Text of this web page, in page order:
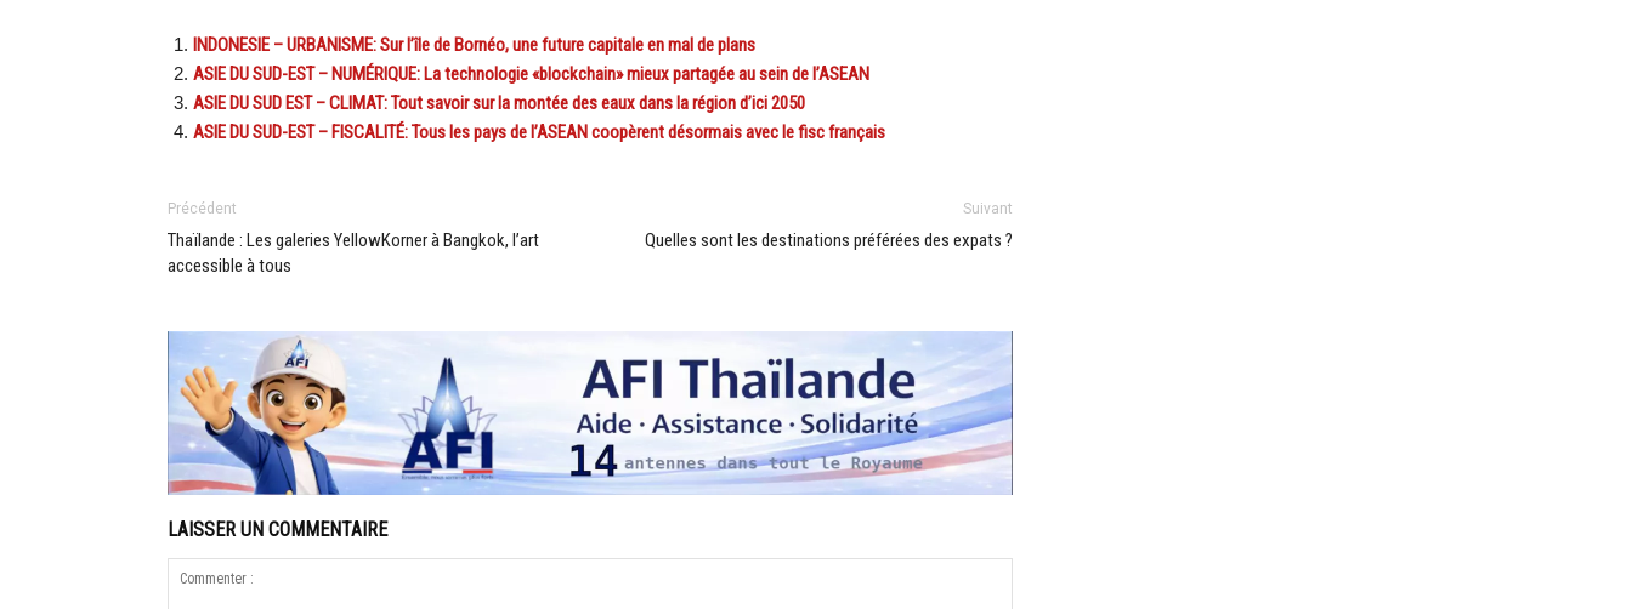
INDONESIE – URBANISME: Sur l’île de Bornéo, une future capitale en mal de plans
ASIE DU SUD-EST – NUMÉRIQUE: La technologie «blockchain» mieux partagée au sein de l’ASEAN
ASIE DU SUD EST – CLIMAT: Tout savoir sur la montée des eaux dans la région d’ici 2050
ASIE DU SUD-EST – FISCALITÉ: Tous les pays de l’ASEAN coopèrent désormais avec le fisc français
Précédent
Thaïlande : Les galeries YellowKorner à Bangkok, l’art
accessible à tous
Suivant
Quelles sont les destinations préférées des expats ?
LAISSER UN COMMENTAIRE